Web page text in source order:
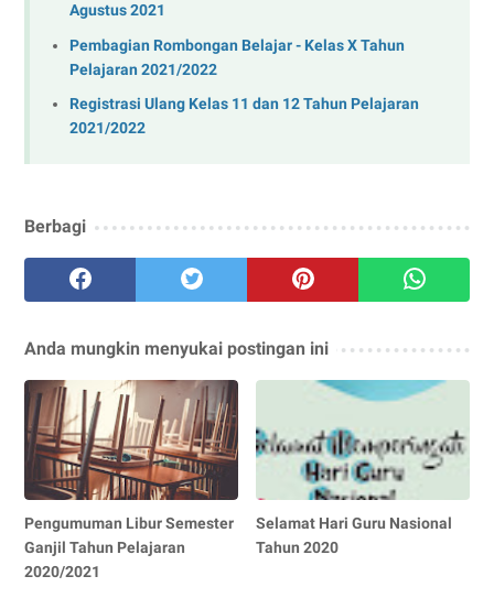
Agustus 2021
Pembagian Rombongan Belajar - Kelas X Tahun
Pelajaran 2021/2022
Registrasi Ulang Kelas 11 dan 12 Tahun Pelajaran
2021/2022
Berbagi
Anda mungkin menyukai postingan ini
Pengumuman Libur Semester
Ganjil Tahun Pelajaran
2020/2021
Selamat Hari Guru Nasional
Tahun 2020